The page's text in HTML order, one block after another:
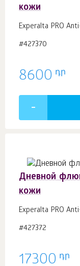
кожи
Experalta PRO
#427370
8600 դր
Дневной
кожи
Experalta PRO
#427372
17300 դր